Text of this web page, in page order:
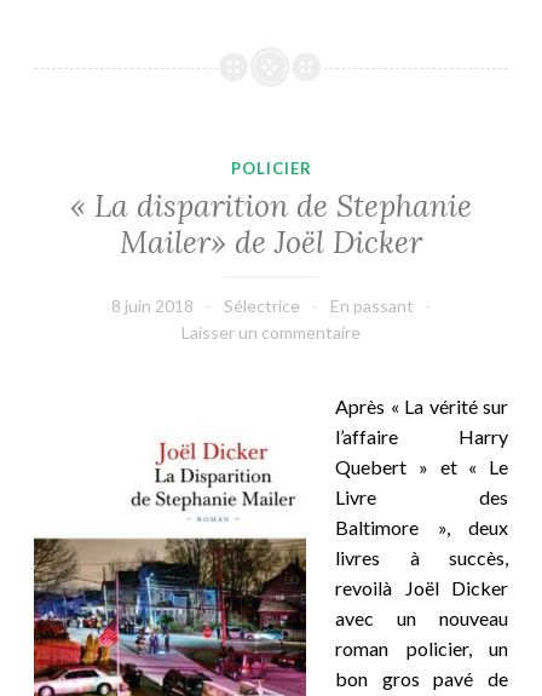
POLICIER
« La disparition de Stephanie
Mailer» de Joël Dicker
8 juin 2018 Sélectrice
En passant
Laisser un commentaire
Après « La vérité sur
l’affaire Harry
Quebert » et « Le
Livre des
Baltimore », deux
livres à succès,
revoilà Joël Dicker
avec un nouveau
roman policier, un
bon gros pavé de